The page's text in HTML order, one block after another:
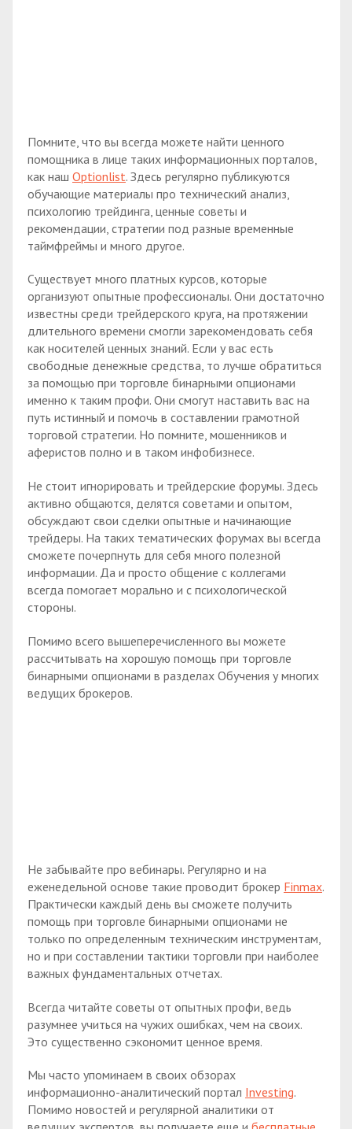
Помните, что вы всегда можете найти ценного
помощника в лице таких информационных порталов,
как наш Optionlist. Здесь регулярно публикуются
обучающие материалы про технический анализ,
психологию трейдинга, ценные советы и
рекомендации, стратегии под разные временные
таймфреймы и много другое.
Существует много платных курсов, которые
организуют опытные профессионалы. Они достаточно
известны среди трейдерского круга, на протяжении
длительного времени смогли зарекомендовать себя
как носителей ценных знаний. Если у вас есть
свободные денежные средства, то лучше обратиться
за помощью при торговле бинарными опционами
именно к таким профи. Они смогут наставить вас на
путь истинный и помочь в составлении грамотной
торговой стратегии. Но помните, мошенников и
аферистов полно и в таком инфобизнесе.
Не стоит игнорировать и трейдерские форумы. Здесь
активно общаются, делятся советами и опытом,
обсуждают свои сделки опытные и начинающие
трейдеры. На таких тематических форумах вы всегда
сможете почерпнуть для себя много полезной
информации. Да и просто общение с коллегами
всегда помогает морально и с психологической
стороны.
Помимо всего вышеперечисленного вы можете
рассчитывать на хорошую помощь при торговле
бинарными опционами в разделах Обучения у многих
ведущих брокеров.
Не забывайте про вебинары. Регулярно и на
еженедельной основе такие проводит брокер Finmax.
Практически каждый день вы сможете получить
помощь при торговле бинарными опционами не
только по определенным техническим инструментам,
но и при составлении тактики торговли при наиболее
важных фундаментальных отчетах.
Всегда читайте советы от опытных профи, ведь
разумнее учиться на чужих ошибках, чем на своих.
Это существенно сэкономит ценное время.
Мы часто упоминаем в своих обзорах
информационно-аналитический портал Investing.
Помимо новостей и регулярной аналитики от